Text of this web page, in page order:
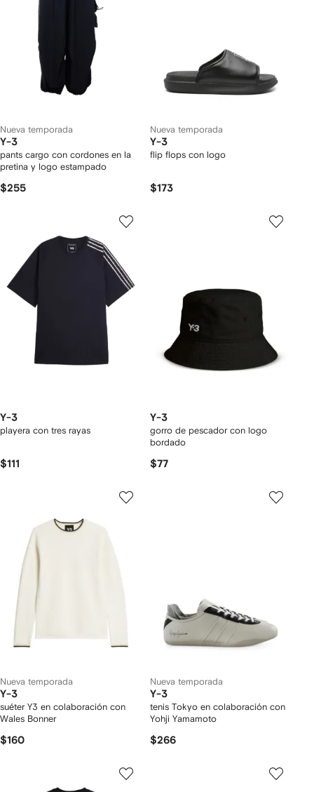
Nueva temporada
Y-3
pants cargo con cordones en la
pretina y logo estampado
$255
Nueva temporada
Y-3
flip flops con logo
$173
Y-3
playera con tres rayas
$111
Y-3
gorro de pescador con logo
bordado
$77
Nueva temporada
Y-3
suéter Y3 en colaboración con
Wales Bonner
$160
Nueva temporada
Y-3
tenis Tokyo en colaboración con
Yohji Yamamoto
$266